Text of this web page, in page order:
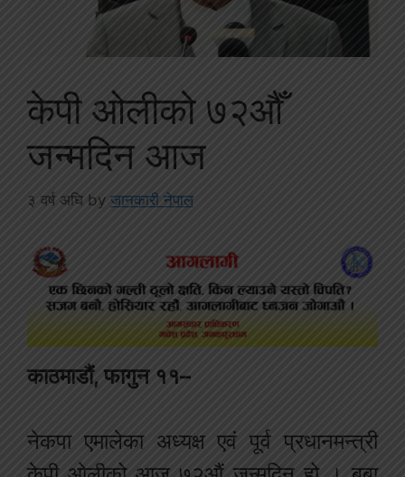
केपी ओलीको ७२औँ
जन्मदिन आज
३ वर्ष अघि by जानकारी नेपाल
काठमाडौं, फागुन ११–
नेकपा एमालेका अध्यक्ष एवं पूर्व प्रधानमन्त्री